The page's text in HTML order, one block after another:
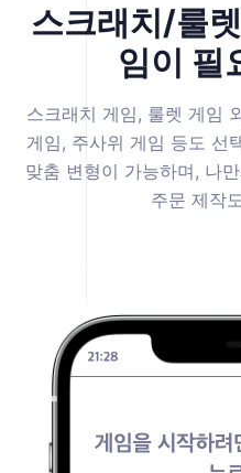
스크래치/룰
임이 필
스크래치 게임, 룰렛 게임
게임, 주사위 게임 등도 선
맞춤 변형이 가능하며, 나
주문 제작